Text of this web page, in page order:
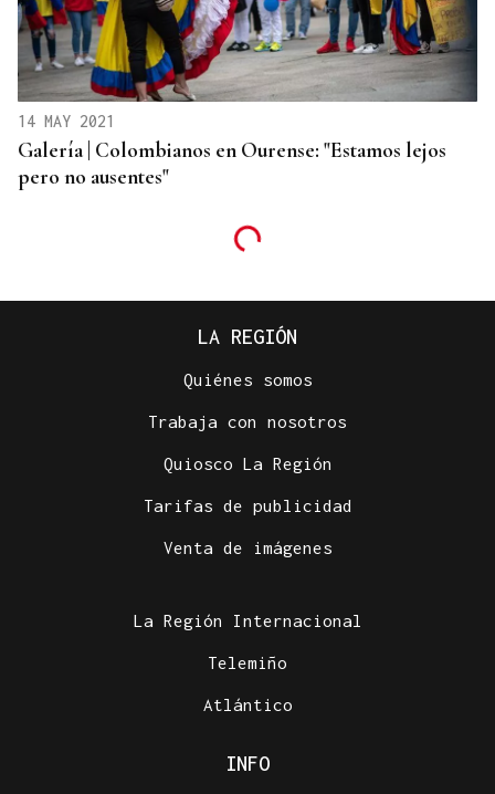
14 MAY 2021
Galería | Colombianos en Ourense: "Estamos lejos
pero no ausentes"
LA REGIÓN
Quiénes somos
Trabaja con nosotros
Quiosco La Región
Tarifas de publicidad
Venta de imágenes
La Región Internacional
Telemiño
Atlántico
INFO